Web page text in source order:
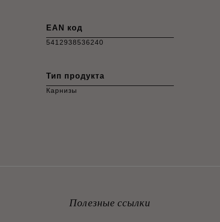
EAN код
5412938536240
Тип продукта
Карнизы
Полезные ссылки